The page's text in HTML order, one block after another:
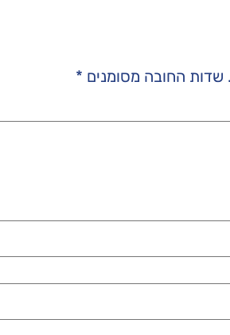
שדות החובה מסומנים *